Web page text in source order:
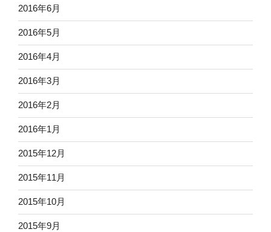
2016年6月
2016年5月
2016年4月
2016年3月
2016年2月
2016年1月
2015年12月
2015年11月
2015年10月
2015年9月